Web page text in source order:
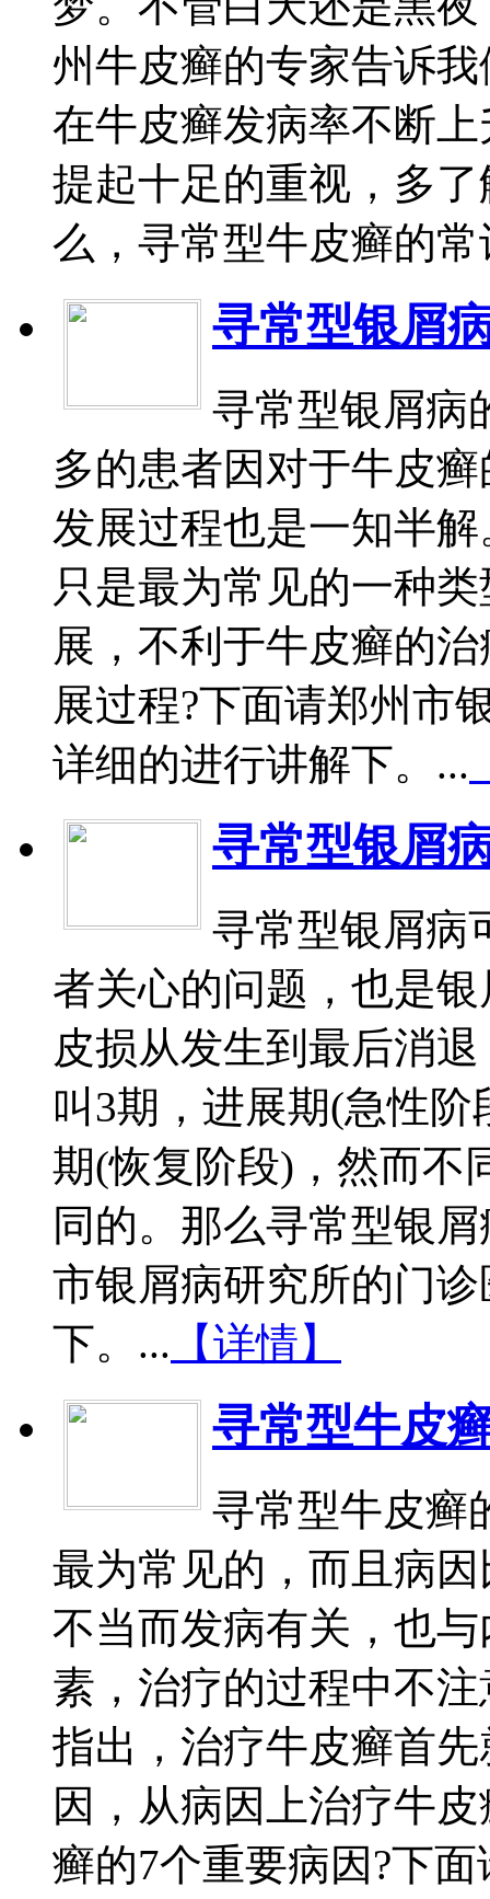
州牛皮癣的专家告诉
在牛皮癣发病率不断
提起十足的重视，多
么，寻常型牛皮癣的常
寻常型银屑
寻常型银屑病
多的患者因对于牛皮
发展过程也是一知半
只是最为常见的一种
展，不利于牛皮癣的
展过程?下面请郑州市
详细的进行讲解下。...
寻常型银屑
寻常型银屑病
者关心的问题，也是
皮损从发生到最后消
叫3期，进展期(急性
期(恢复阶段)，然而不
同的。那么寻常型银
市银屑病研究所的门
下。... 【详情】
寻常型牛皮
寻常型牛皮癣
最为常见的，而且病
不当而发病有关，也
素，治疗的过程中不
指出，治疗牛皮癣首
因，从病因上治疗牛
癣的7个重要病因?下